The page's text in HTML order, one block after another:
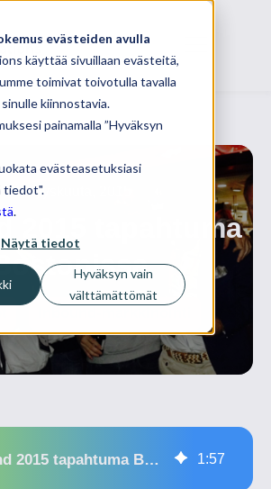
evästeiden avulla
käyttää sivuillaan evästeitä,
toimivat toivotulla tavalla
kiinnostavia.
painamalla ”Hyväksyn
evästeasetuksiasi
tiedot".
.
Näytä tiedot
Hyväksyn vain
välttämättömät
05 syyskuuta, 2015
2015 tapahtuma
Inbound 2015 tapahtuma Bostonissa 1:57